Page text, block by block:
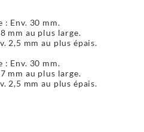
: Env. 30 mm.
mm au plus large.
2,5 mm au plus épais.
: Env. 30 mm.
mm au plus large.
2,5 mm au plus épais.